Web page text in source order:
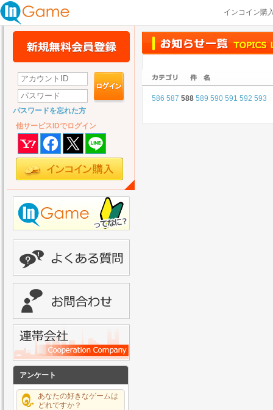
インコイン購
パスワードを忘れた方
他サービスIDでログイン
アンケート
あなたの好きなゲームは
どれですか？
586 587 588 589 590 591 592 593